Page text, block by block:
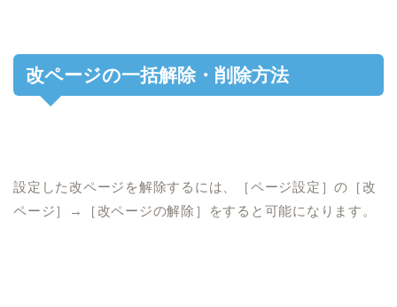
改ページの一括解除・削除方法
設定した改ページを解除するには、［ページ設定］の［改
ページ］→［改ページの解除］をすると可能になります。